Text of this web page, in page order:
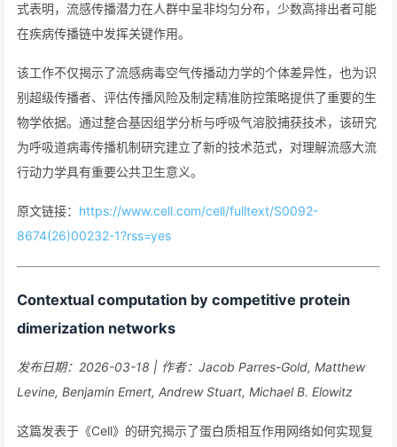
式表明，流感传播潜力在人群中呈非均匀分布，少数高排出者可能
在疾病传播链中发挥关键作用。
该工作不仅揭示了流感病毒空气传播动力学的个体差异性，也为识
别超级传播者、评估传播风险及制定精准防控策略提供了重要的生
物学依据。通过整合基因组学分析与呼吸气溶胶捕获技术，该研究
为呼吸道病毒传播机制研究建立了新的技术范式，对理解流感大流
行动力学具有重要公共卫生意义。
原文链接： https://www.cell.com/cell/fulltext/S0092-
8674(26)00232-1?rss=yes
Contextual computation by competitive protein
dimerization networks
发布日期：2026-03-18 | 作者：Jacob Parres-Gold, Matthew
Levine, Benjamin Emert, Andrew Stuart, Michael B. Elowitz
这篇发表于《Cell》的研究揭示了蛋白质相互作用网络如何实现复